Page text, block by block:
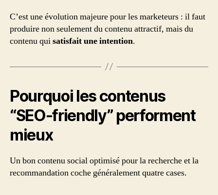
C’est une évolution majeure pour les marketeurs : il faut
produire non seulement du contenu attractif, mais du
contenu quisatisfait une intention.
Pourquoi les contenus
“SEO-friendly” performent
mieux
Un bon contenu social optimisé pour la recherche et la
recommandation coche généralement quatre cases.